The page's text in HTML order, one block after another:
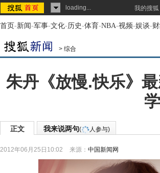
loading... 我的搜狐
首页-新闻-军事-文化-历史-体育-NBA-视频-娱谈-
> 综合
朱丹《放慢.快乐》
正文 我来说两句( 人参与)
2012年06月25日10:02 来源： 中国新闻网